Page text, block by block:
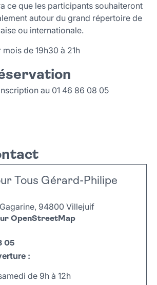
ce que les participants souhaiteront
autour du grand répertoire de
ou internationale.
de 19h30 à 21h
au 01 46 86 08 05
Tous Gérard-Philipe
94800 Villejuif
OpenStreetMap
05
:
de 9h à 12h